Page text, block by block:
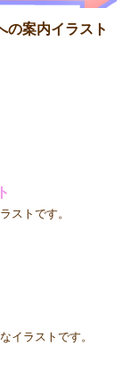
の案内イラスト
ストです。
イラストです。